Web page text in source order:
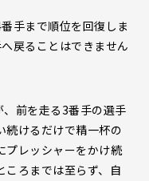
手まで順位を回復しま
戻ることはできません
、前を走る3番手の選手
続けるだけで精一杯の
プレッシャーをかけ続
ころまでは至らず、自